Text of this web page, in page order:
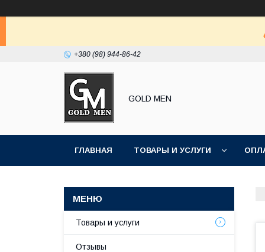
+380 (98) 944-86-42
GOLD MEN
ГЛАВНАЯ ТОВАРЫ И УСЛУГИ
Товары и услуги
Отзывы